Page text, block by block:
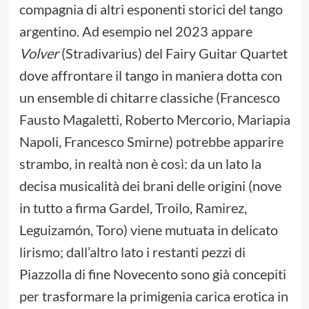
compagnia di altri esponenti storici del tango
argentino. Ad esempio nel 2023 appare
Volver(Stradivarius) del Fairy Guitar Quartet
dove affrontare il tango in maniera dotta con
un ensemble di chitarre classiche (Francesco
Fausto Magaletti, Roberto Mercorio, Mariapia
Napoli, Francesco Smirne) potrebbe apparire
strambo, in realtà non è così: da un lato la
decisa musicalità dei brani delle origini (nove
in tutto a firma Gardel, Troilo, Ramirez,
Leguizamón, Toro) viene mutuata in delicato
lirismo; dall’altro lato i restanti pezzi di
Piazzolla di fine Novecento sono già concepiti
per trasformare la primigenia carica erotica in